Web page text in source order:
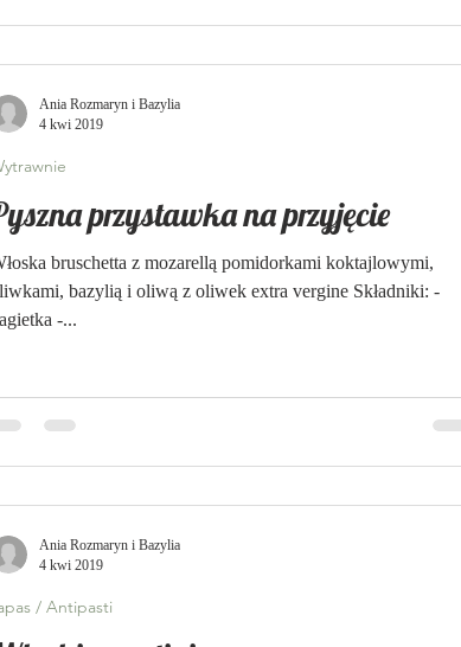
przystawka na przyjęcie
bruschetta z mozarellą pomidorkami koktajlowymi,
bazylią i oliwą z oliwek extra vergine Składniki: -
-...
Ania Rozmaryn i Bazylia
4 kwi 2019
/ Antipasti
Ania Rozmaryn i Bazylia
4 kwi 2019